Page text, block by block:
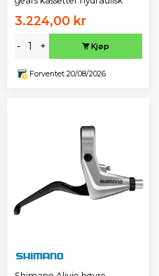
3.224,00 kr
- + Kjøp
Forventet 20/08/2026